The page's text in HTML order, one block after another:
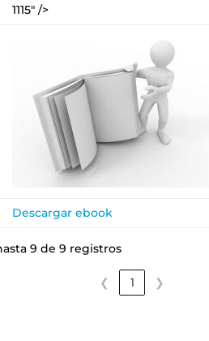
1115" />
Descargar ebook
9 de 9 registros
❮ 1 ❯